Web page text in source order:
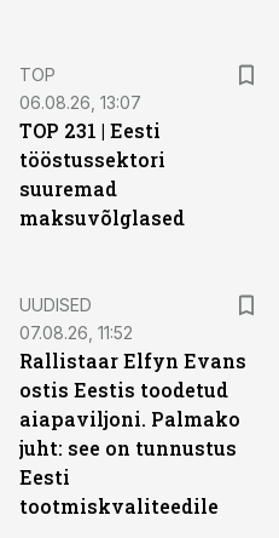
TOP
06.08.26, 13:07
TOP 231 | Eesti
tööstussektori
suuremad
maksuvõlglased
UUDISED
07.08.26, 11:52
Rallistaar Elfyn Evans
ostis Eestis toodetud
aiapaviljoni. Palmako
juht: see on tunnustus
Eesti
tootmiskvaliteedile